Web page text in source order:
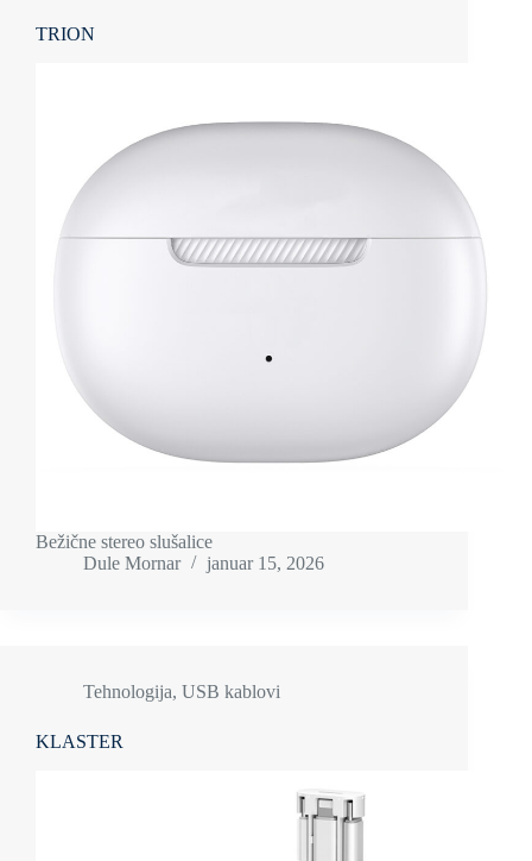
TRION
Bežične stereo slušalice
Dule Mornar
januar 15, 2026
Tehnologija, USB kablovi
KLASTER